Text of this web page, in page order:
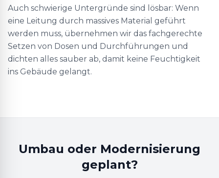
Auch schwierige Untergründe sind lösbar: Wenn
eine Leitung durch massives Material geführt
werden muss, übernehmen wir das fachgerechte
Setzen von Dosen und Durchführungen und
dichten alles sauber ab, damit keine Feuchtigkeit
ins Gebäude gelangt.
Umbau oder Modernisierung
geplant?